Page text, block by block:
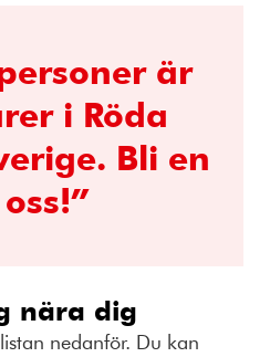
är
i Röda
Bli en
nära dig
nedanför. Du kan